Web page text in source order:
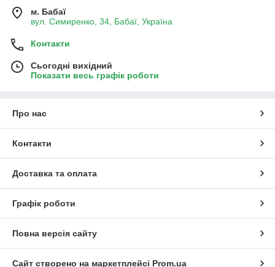
м. Бабаї
вул. Симиренко, 34, Бабаї, Україна
Контакти
Сьогодні вихідний
Показати весь графік роботи
Про нас
Контакти
Доставка та оплата
Графік роботи
Повна версія сайту
Сайт створено на маркетплейсі Prom.ua